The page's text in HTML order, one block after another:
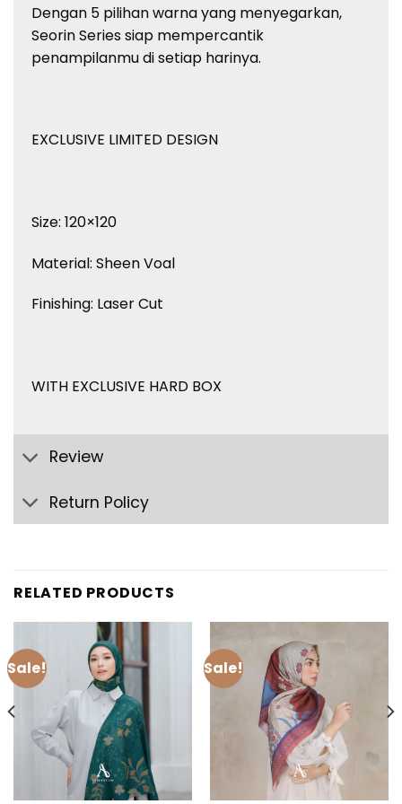
Dengan 5 pilihan warna yang menyegarkan,
Seorin Series siap mempercantik
penampilanmu di setiap harinya.
EXCLUSIVE LIMITED DESIGN
Size: 120×120
Material: Sheen Voal
Finishing: Laser Cut
WITH EXCLUSIVE HARD BOX
Review
Return Policy
RELATED PRODUCTS
Sale! Sale!